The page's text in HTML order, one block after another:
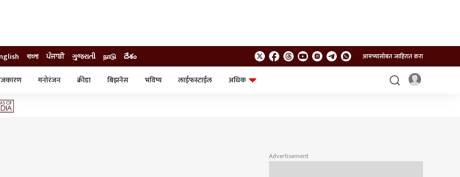
বাংলা ਪੰਜਾਬੀ ગુજરાતી நாடு దేశం आमच्यासोबत जाहिरात करा
मनोरंजन क्रीडा बिझनेस भविष्य लाईफस्टाईल
अधिक
Advertisement